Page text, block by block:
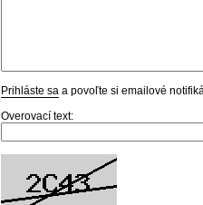
Prihláste sa a povoľte si emailové
Overovací text: